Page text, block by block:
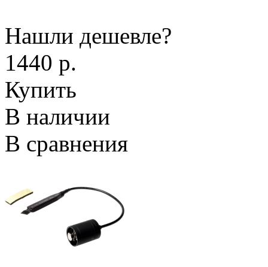
Нашли дешевле?
1440 р.
Купить
В наличии
В сравнения